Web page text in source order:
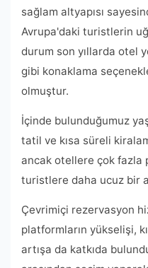
sağlam altyapısı
Avrupa'daki turistlerin
durum son yıllarda otel
gibi konaklama
olmuştur.
İçinde bulunduğumuz
tatil ve kısa süreli
ancak otellere çok fazla
turistlere daha ucuz bir
Çevrimiçi rezervasyon
platformların yükselişi,
artışa da katkıda